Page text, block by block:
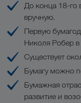
храповой
До конца 18-го
вручную.
Первую
Николя Робер в
Существует
Бумагу можно
Бумажная
развитие и